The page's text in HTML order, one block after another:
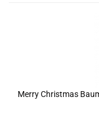
Merry Christmas